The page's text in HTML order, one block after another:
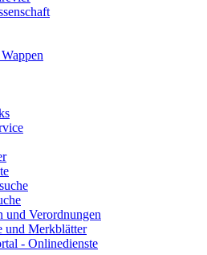
und Verordnungen
und Merkblätter
- Onlinedienste